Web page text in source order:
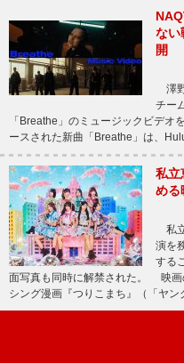
ない
開
澤
チー
「Breathe」のミュージックビデ
ースされた新曲「Breathe」は、
私立
める
私
演を
する
面写真も同時に解禁された。 映画
シング漫画『つりこまち』（「ヤ